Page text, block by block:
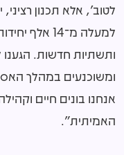
לטוב', אלא תכנון
למעלה מ־14
ותשתיות חדשות.
ומשוכנעים במהלך
אנחנו בונים חיים
האמיתית".